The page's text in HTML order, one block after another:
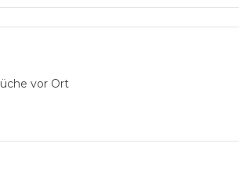
ein Stockwerk tiefer, mit köstlichen
vor Ort